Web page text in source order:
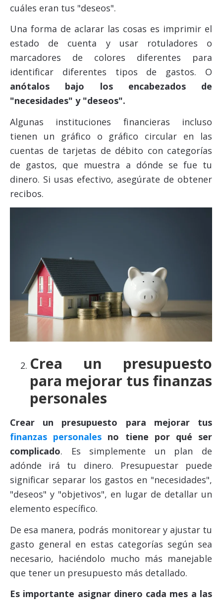
cuáles eran tus "deseos".
Una forma de aclarar las cosas es imprimir el
estado de cuenta y usar rotuladores o
marcadores de colores diferentes para
identificar diferentes tipos de gastos. O
anótalos bajo los encabezados de
"necesidades" y "deseos".
Algunas instituciones financieras incluso
tienen un gráfico o gráfico circular en las
cuentas de tarjetas de débito con categorías
de gastos, que muestra a dónde se fue tu
dinero. Si usas efectivo, asegúrate de obtener
recibos.
Crea un presupuesto
para mejorar tus finanzas
personales
Crear un presupuesto para mejorar tus
finanzas personales no tiene por qué ser
complicado. Es simplemente un plan de
adónde irá tu dinero. Presupuestar puede
significar separar los gastos en "necesidades",
"deseos" y "objetivos", en lugar de detallar un
elemento específico.
De esa manera, podrás monitorear y ajustar tu
gasto general en estas categorías según sea
necesario, haciéndolo mucho más manejable
que tener un presupuesto más detallado.
Es importante asignar dinero cada mes a las